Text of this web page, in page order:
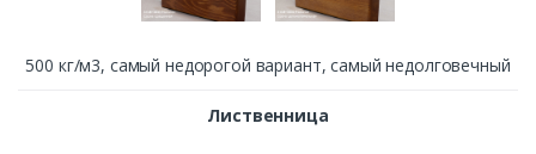
500 кг/м3, cамый недорогой вариант, самый недолговечный
Лиственница